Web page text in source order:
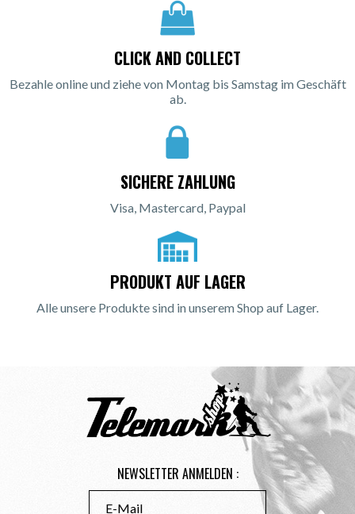
CLICK AND COLLECT
Bezahle online und ziehe von Montag bis Samstag im Geschäft
ab.
SICHERE ZAHLUNG
Visa, Mastercard, Paypal
PRODUKT AUF LAGER
Alle unsere Produkte sind in unserem Shop auf Lager.
NEWSLETTER ANMELDEN :